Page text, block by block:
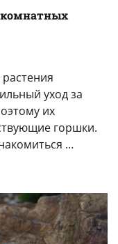
комнатных
уход за
их
горшки.
…